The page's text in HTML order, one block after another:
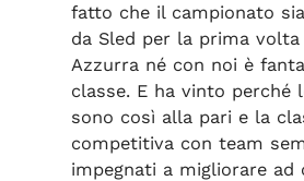
fatto che il campionato
da Sled per la prima volta
Azzurra né con noi è
classe. E ha vinto perché
sono così alla pari e la
competitiva con team
impegnati a migliorare ad